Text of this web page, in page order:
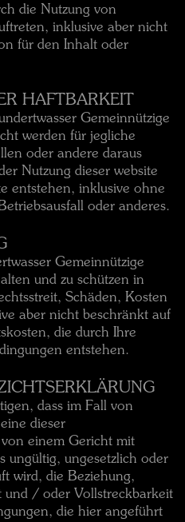
die Nutzung von
inklusive aber nicht
für den Inhalt oder
HAFTBARKEIT
Gemeinnützige
werden für jegliche
oder andere daraus
Nutzung dieser website
entstehen, inklusive ohne
oder anderes.
Gemeinnützige
und zu schützen in
Schäden, Kosten
aber nicht beschränkt auf
die durch Ihre
entstehen.
dass im Fall von
dieser
einem Gericht mit
ungültig, ungesetzlich oder
wird, die Beziehung,
und / oder Vollstreckbarkeit
die hier angeführt